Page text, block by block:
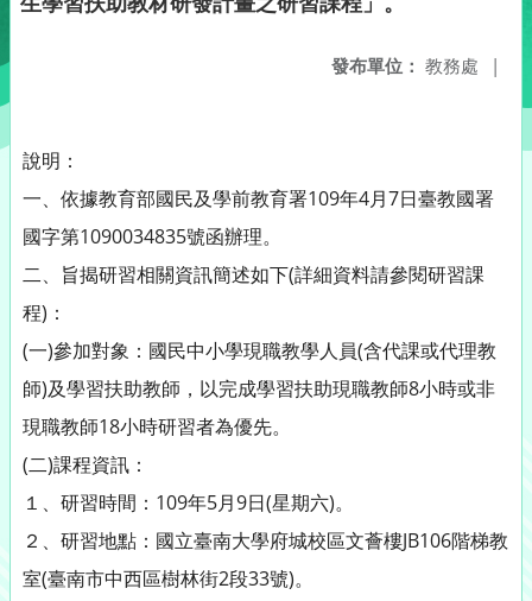
發布單位： 教務處 |
說明：
一、依據教育部國民及學前教育署109年4月7日臺教國署
國字第1090034835號函辦理。
二、旨揭研習相關資訊簡述如下(詳細資料請參閱研習課
程)：
(一)參加對象：國民中小學現職教學人員(含代課或代理教
師)及學習扶助教師，以完成學習扶助現職教師8小時或非
現職教師18小時研習者為優先。
(二)課程資訊：
１、研習時間：109年5月9日(星期六)。
２、研習地點：國立臺南大學府城校區文薈樓JB106階梯教
室(臺南市中西區樹林街2段33號)。